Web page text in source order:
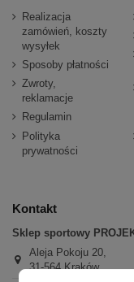
Realizacja
zamówień, koszty
wysyłek
Sposoby płatności
Zwroty,
reklamacje
Regulamin
Polityka
prywatności
Kontakt
Sklep sportowy
Aleja Pokoju 20,
31-564 Kraków